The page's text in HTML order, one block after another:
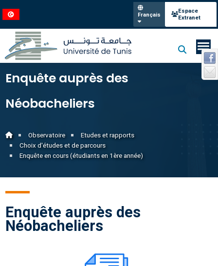
Français
Espace
Extranet
Enquête auprès des
Néobacheliers
Observatoire
Etudes et rapports
Choix d'études et de parcours
Enquête en cours (étudiants en 1ère année)
Enquête auprès des
Néobacheliers